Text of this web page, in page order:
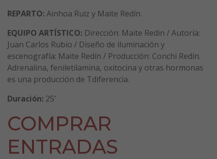
REPARTO: Ainhoa Ruiz y Maite Redín.
EQUIPO ARTÍSTICO: Dirección: Maite Redin / Autoría:
Juan Carlos Rubio / Diseño de iluminación y
escenografía: Maite Redín / Producción: Conchi Redín.
Adrenalina, feniletilamina, oxitocina y otras hormonas
es una producción de Tdiferencia.
Duración: 25’
COMPRAR
ENTRADAS